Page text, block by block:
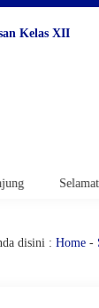
Kelas XII
Selamat
disini : Home-